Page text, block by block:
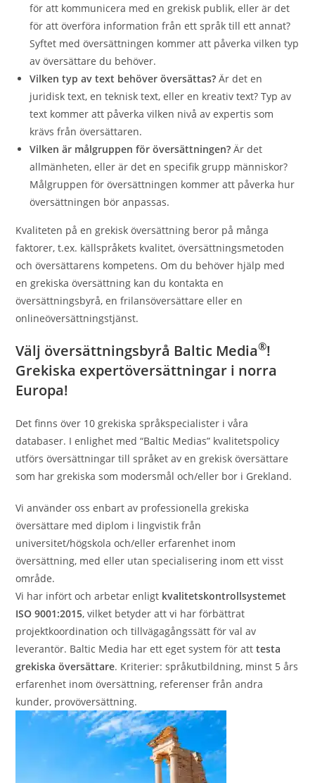
för att kommunicera med en grekisk publik, eller är det
för att överföra information från ett språk till ett annat?
Syftet med översättningen kommer att påverka vilken typ
av översättare du behöver.
Vilken typ av text behöver översättas? Är det en
juridisk text, en teknisk text, eller en kreativ text? Typ av
text kommer att påverka vilken nivå av expertis som
krävs från översättaren.
Vilken är målgruppen för översättningen? Är det
allmänheten, eller är det en specifik grupp människor?
Målgruppen för översättningen kommer att påverka hur
översättningen bör anpassas.
Kvaliteten på en grekisk översättning beror på många
faktorer, t.ex. källspråkets kvalitet, översättningsmetoden
och översättarens kompetens. Om du behöver hjälp med
en grekiska översättning kan du kontakta en
översättningsbyrå, en frilansöversättare eller en
onlineöversättningstjänst.
Välj översättningsbyrå Baltic Media®!
Grekiska expertöversättningar i norra
Europa!
Det finns över 10 grekiska språkspecialister i våra
databaser. I enlighet med “Baltic Medias” kvalitetspolicy
utförs översättningar till språket av en grekisk översättare
som har grekiska som modersmål och/eller bor i Grekland.
Vi använder oss enbart av professionella grekiska
översättare med diplom i lingvistik från
universitet/högskola och/eller erfarenhet inom
översättning, med eller utan specialisering inom ett visst
område.
Vi har infört och arbetar enligt kvalitetskontrollsystemet
ISO 9001:2015, vilket betyder att vi har förbättrat
projektkoordination och tillvägagångssätt för val av
leverantör. Baltic Media har ett eget system för atttesta
grekiska översättare. Kriterier: språkutbildning, minst 5 års
erfarenhet inom översättning, referenser från andra
kunder, provöversättning.